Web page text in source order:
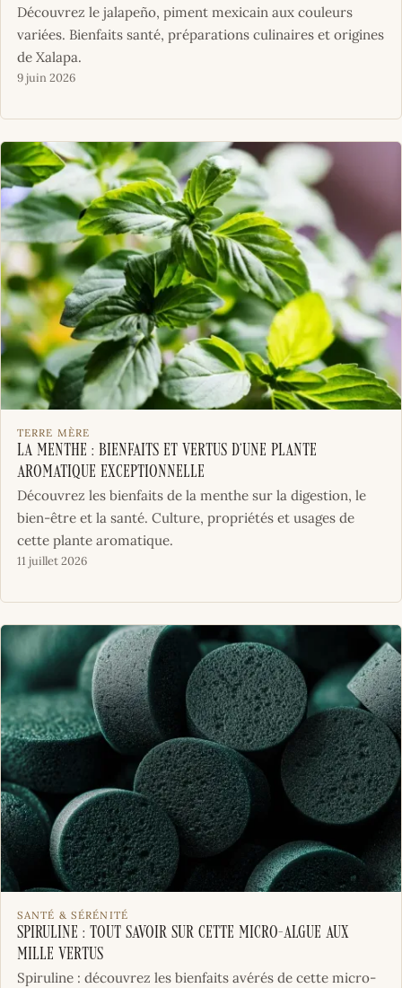
Découvrez le jalapeño, piment mexicain aux couleurs
variées. Bienfaits santé, préparations culinaires et origines
de Xalapa.
9 juin 2026
TERRE MÈRE
La menthe : bienfaits et vertus d’une plante
aromatique exceptionnelle
Découvrez les bienfaits de la menthe sur la digestion, le
bien-être et la santé. Culture, propriétés et usages de
cette plante aromatique.
11 juillet 2026
SANTÉ & SÉRÉNITÉ
Spiruline : tout savoir sur cette micro-algue aux
mille vertus
Spiruline : découvrez les bienfaits avérés de cette micro-